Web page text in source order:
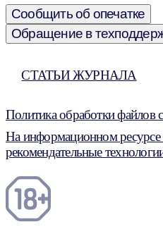
Сообщить об опечатке
Обращение в
СТАТЬИ ЖУРНАЛА
Политика обработки файлов
На информационном
рекомендательные